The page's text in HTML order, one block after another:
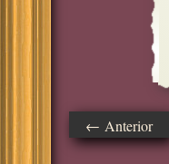
← Anterior